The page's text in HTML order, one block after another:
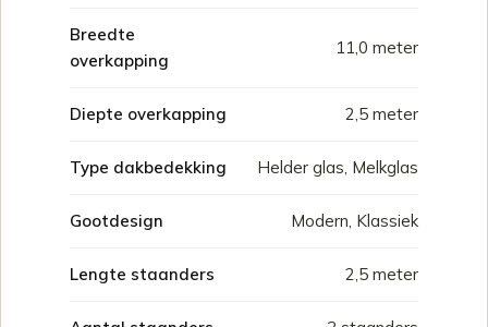
Breedte
overkapping
11,0 meter
Diepte overkapping 2,5 meter
Type dakbedekking Helder glas, Melkglas
Gootdesign Modern, Klassiek
Lengte staanders 2,5 meter